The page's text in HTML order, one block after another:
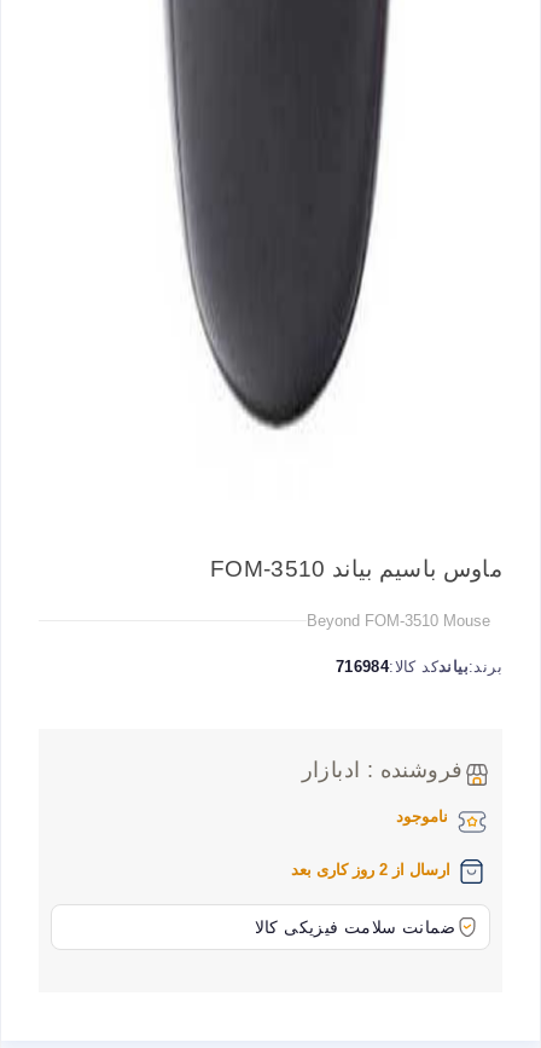
ماوس باسیم بیاند FOM-3510
Beyond FOM-3510 Mouse
برند:بیاندکد کالا:716984
فروشنده : ادبازار
ناموجود
ارسال از 2 روز کاری بعد
ضمانت سلامت فیزیکی کالا